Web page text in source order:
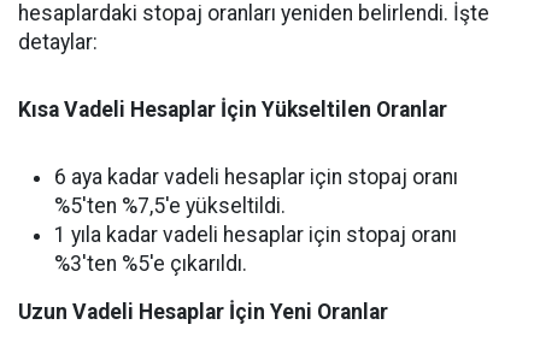
hesaplardaki stopaj oranları yeniden belirlendi. İşte
detaylar:
Kısa Vadeli Hesaplar İçin Yükseltilen Oranlar
6 aya kadar vadeli hesaplar için stopaj oranı
%5'ten %7,5'e yükseltildi.
1 yıla kadar vadeli hesaplar için stopaj oranı
%3'ten %5'e çıkarıldı.
Uzun Vadeli Hesaplar İçin Yeni Oranlar